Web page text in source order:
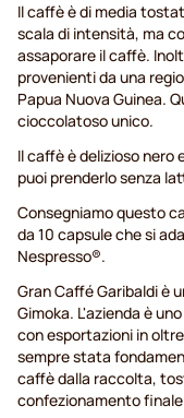
Il caffè è di media
scala di intensità, ma
assaporare il caffè.
provenienti da una
Papua Nuova Guinea.
cioccolatoso unico.
Il caffè è delizioso nero
puoi prenderlo senza
Consegniamo questo
da 10 capsule che si
Nespresso®.
Gran Caffé Garibaldi è
Gimoka. L'azienda è
con esportazioni in
sempre stata
caffè dalla raccolta,
confezionamento